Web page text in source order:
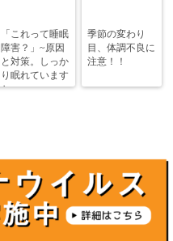
「これって睡眠
障害？」~原因
と対策。しっか
り眠れています
か~
季節の変わり
目、体調不良に
注意！！